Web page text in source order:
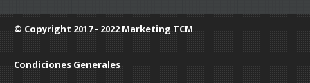
© Copyright 2017 - 2022Marketing TCM
Condiciones Generales